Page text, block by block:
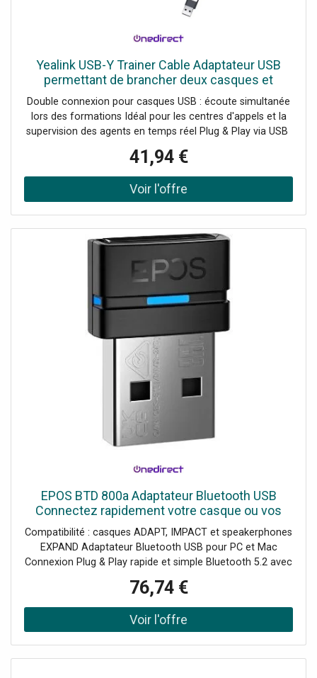
Yealink USB-Y Trainer Cable Adaptateur USB
permettant de brancher deux casques et
d'assurer une écoute double lors de formations,
de supervision ou
Double connexion pour casques USB : écoute simultanée
lors des formations Idéal pour les centres d'appels et la
supervision des agents en temps réel Plug & Play via USB
et d'assistance Conception compacte et portable
Compatibilité : casques USB Yealink et autres appareils
standard
41,94 €
EPOS BTD 800a Adaptateur Bluetooth USB
Connectez rapidement votre casque ou vos
haut-parleurs Bluetooth EPOS à votre PC ou
Mac via USB et profitez
Compatibilité : casques ADAPT, IMPACT et speakerphones
EXPAND Adaptateur Bluetooth USB pour PC et Mac
Connexion Plug & Play rapide et simple Bluetooth 5.2 avec
Microsoft Teams avec les appareils EPOS compatibles
Son de haute qualité pour les appels et la musique
76,74 €